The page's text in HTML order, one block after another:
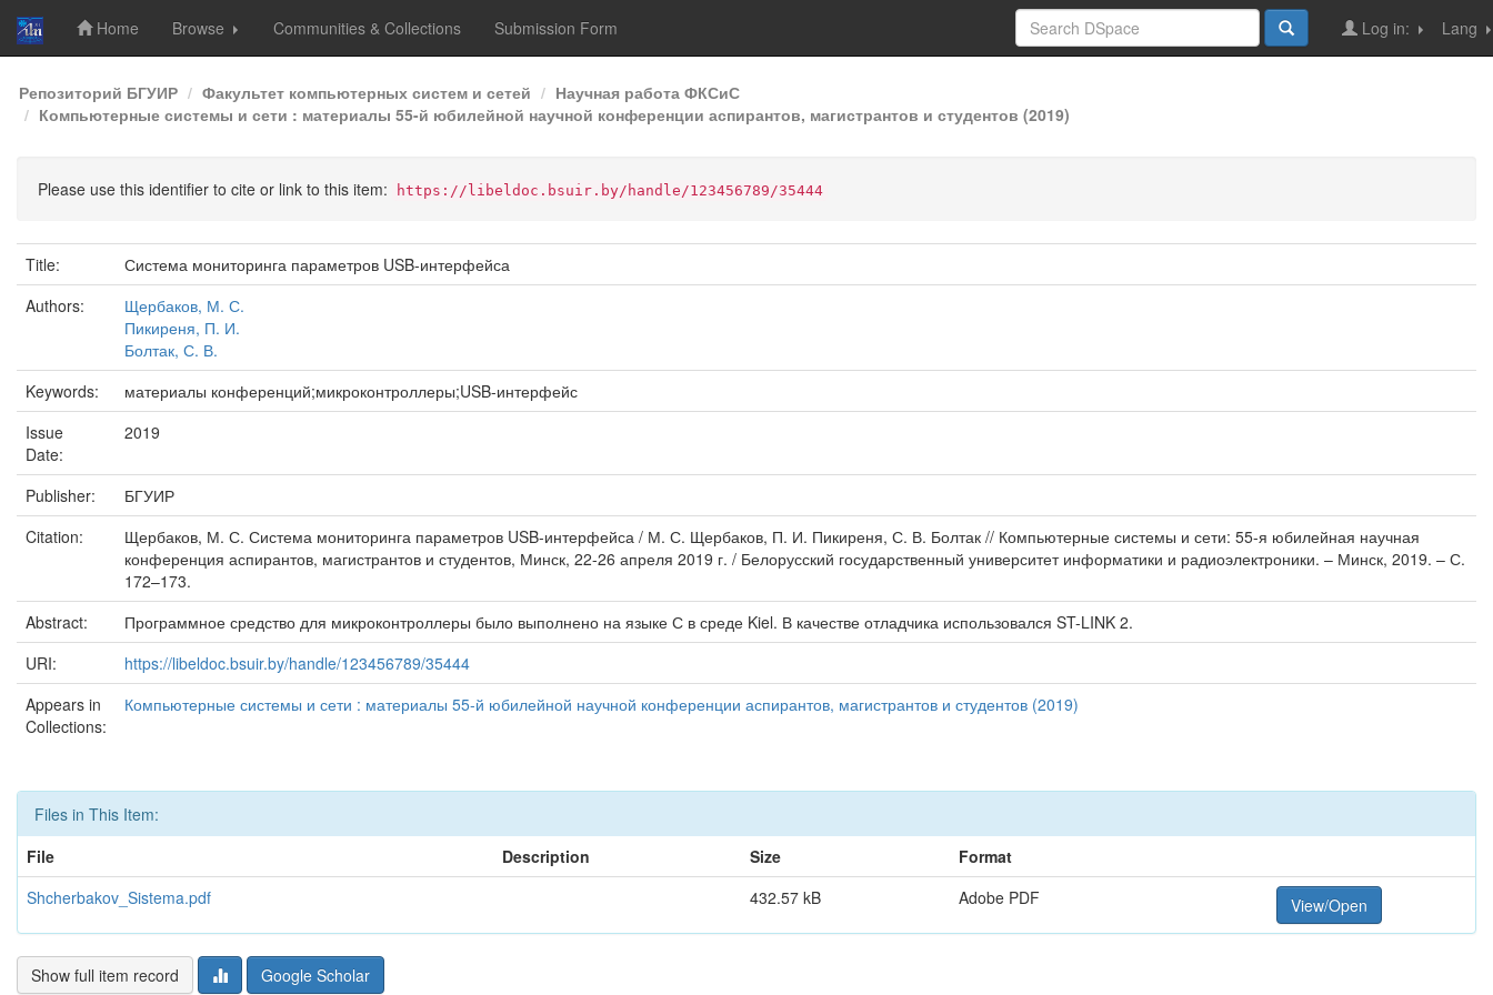
Skip
navigation
Home Browse Communities & Collections Submission Form Lang
Log in:
Репозиторий БГУИР Факультет компьютерных систем и сетей
Научная работа ФКСиС
Компьютерные системы и сети : материалы 55-й юбилейной научной конференции аспирантов, магистрантов и студентов (2019)
Please use this identifier to cite or link to this item: https://libeldoc.bsuir.by/handle/123456789/35444
Title:
Система мониторинга параметров USB-интерфейса
Authors:
Щербаков, М. С.
Пикиреня, П. И.
Болтак, С. В.
Keywords:
материалы конференций;микроконтроллеры;USB-интерфейс
Issue
Date:
2019
Publisher:
БГУИР
Citation:
Щербаков, М. С. Система мониторинга параметров USB-интерфейса / М. С. Щербаков, П. И. Пикиреня, С. В. Болтак // Компьютерные системы и сети: 55-я юбилейная научная
конференция аспирантов, магистрантов и студентов, Минск, 22-26 апреля 2019 г. / Белорусский государственный университет информатики и радиоэлектроники. – Минск, 2019. – С.
172–173.
Abstract:
Программное средство для микроконтроллеры было выполнено на языке С в среде Kiel. В качестве отладчика использовался ST-LINK 2.
URI:
https://libeldoc.bsuir.by/handle/123456789/35444
Appears in
Collections:
Компьютерные системы и сети : материалы 55-й юбилейной научной конференции аспирантов, магистрантов и студентов (2019)
Files in This Item:
File
Description Size
Format
Shcherbakov_Sistema.pdf
432.57 kB Adobe PDF View/Open
Show full item record Google Scholar